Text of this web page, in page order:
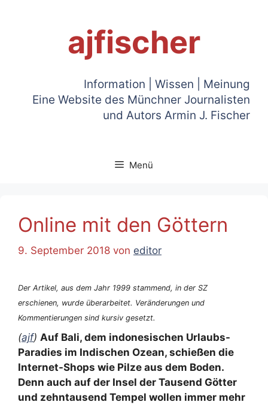
ajfischer
Information | Wissen | Meinung
Eine Website des Münchner Journalisten
und Autors Armin J. Fischer
Menü
Online mit den Göttern
9. September 2018 von editor
Der Artikel, aus dem Jahr 1999 stammend, in der SZ
erschienen, wurde überarbeitet. Veränderungen und
Kommentierungen sind kursiv gesetzt.
(ajf) Auf Bali, dem indonesischen Urlaubs-
Paradies im Indischen Ozean, schießen die
Internet-Shops wie Pilze aus dem Boden.
Denn auch auf der Insel der Tausend Götter
und zehntausend Tempel wollen immer mehr